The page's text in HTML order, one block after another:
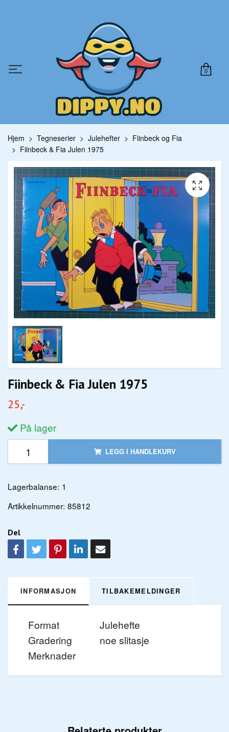
0
Hjem Tegneserier Julehefter
Fiinbeck og Fia
Fiinbeck & Fia Julen 1975
Fiinbeck & Fia Julen 1975
25,-
På lager
LEGG I HANDLEKURV
Lagerbalanse: 1
Artikkelnummer: 85812
Del
INFORMASJON TILBAKEMELDINGER
Format
Julehefte
Gradering
noe slitasje
Merknader